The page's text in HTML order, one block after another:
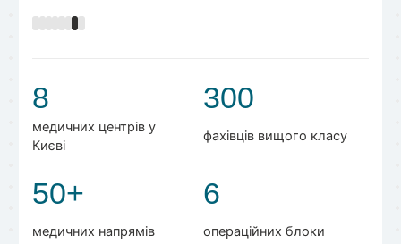
8
медичних центрів у
Києві
300
фахівців вищого класу
50+
медичних напрямів
6
операційних блоки